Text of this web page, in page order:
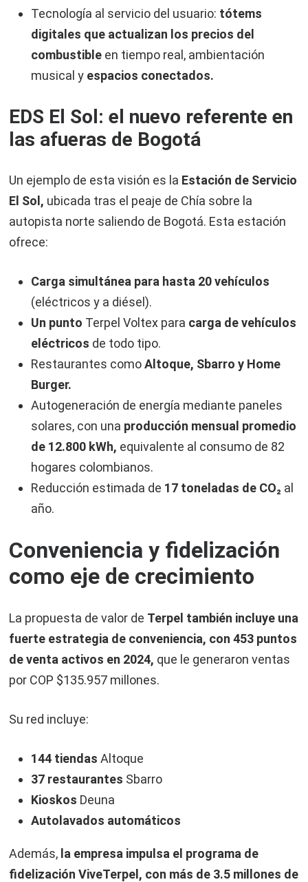
Tecnología al servicio del usuario: tótems
digitales que actualizan los precios del
combustible en tiempo real, ambientación
musical y espacios conectados.
EDS El Sol: el nuevo referente en
las afueras de Bogotá
Un ejemplo de esta visión es la Estación de Servicio
El Sol, ubicada tras el peaje de Chía sobre la
autopista norte saliendo de Bogotá. Esta estación
ofrece:
Carga simultánea para hasta 20 vehículos
(eléctricos y a diésel).
Un punto Terpel Voltex para carga de vehículos
eléctricos de todo tipo.
Restaurantes comoAltoque, Sbarro y Home
Burger.
Autogeneración de energía mediante paneles
solares, con una producción mensual promedio
de 12.800 kWh, equivalente al consumo de 82
hogares colombianos.
Reducción estimada de 17 toneladas de CO₂ al
año.
Conveniencia y fidelización
como eje de crecimiento
La propuesta de valor de Terpel también incluye una
fuerte estrategia de conveniencia, con 453 puntos
de venta activos en 2024, que le generaron ventas
por COP $135.957 millones.
Su red incluye:
144 tiendas Altoque
37 restaurantes Sbarro
Kioskos Deuna
Autolavados automáticos
Además, la empresa impulsa el programa de
fidelización ViveTerpel, con más de 3.5 millones de